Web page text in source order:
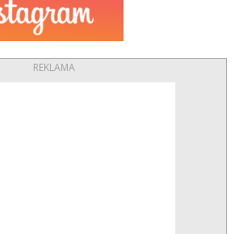
REKLAMA